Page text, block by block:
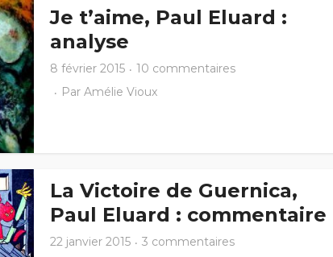
Je t’aime, Paul Eluard :
analyse
8 février 2015
10 commentaires
Par Amélie Vioux
La Victoire de Guernica,
Paul Eluard : commentaire
22 janvier 2015
3 commentaires